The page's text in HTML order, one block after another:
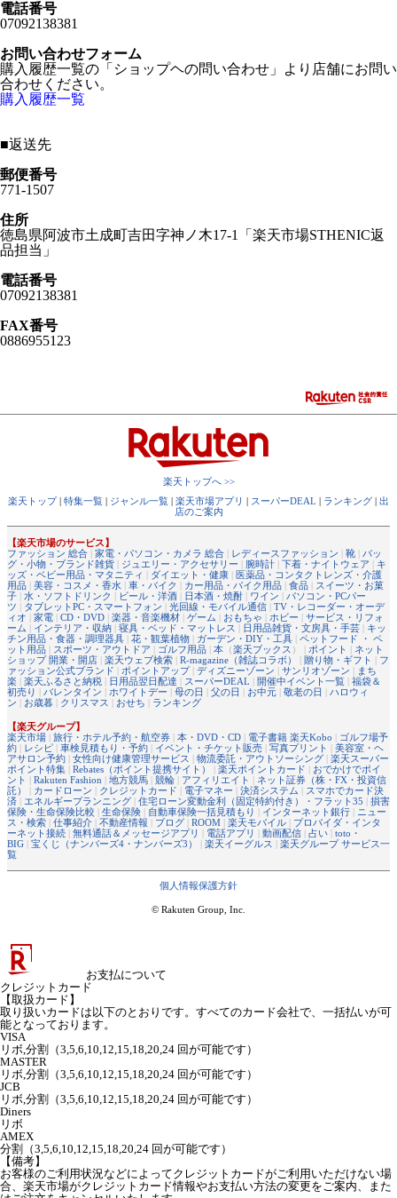
電話番号
07092138381
お問い合わせフォーム
購入履歴一覧の「ショップヘの問い合わせ」より店舗にお問い
合わせください。
購入履歴一覧
■返送先
郵便番号
771-1507
住所
徳島県阿波市土成町吉田字神ノ木17-1「楽天市場STHENIC返
品担当」
電話番号
07092138381
FAX番号
0886955123
楽天トップへ >>
楽天トップ
特集一覧 ジャンル一覧 楽天市場アプリ スーパーDEAL ランキング
出
店のご案内
【楽天市場のサービス】
ファッション 総合
家電・パソコン・カメラ 総合 レディースファッション 靴
バッ
グ・小物・ブランド雑貨
ジュエリー・アクセサリー 腕時計 下着・ナイトウェア
キ
ッズ・ベビー用品・マタニティ
ダイエット・健康
医薬品・コンタクトレンズ・介護
用品
美容・コスメ・香水 車・バイク カー用品・バイク用品 食品
スイーツ・お菓
子
水・ソフトドリンク ビール・洋酒 日本酒・焼酎 ワイン
パソコン・PCパー
ツ
タブレットPC・スマートフォン 光回線・モバイル通信
TV・レコーダー・オーデ
ィオ
家電 CD・DVD 楽器・音楽機材 ゲーム おもちゃ ホビー
サービス・リフォ
ーム
インテリア・収納 寝具・ベッド・マットレス 日用品雑貨・文房具・手芸
キッ
チン用品・食器・調理器具
花・観葉植物 ガーデン・DIY・工具
ペットフード ・ ペ
ット用品
スポーツ・アウトドア ゴルフ用品 本 （楽天ブックス ） | ポイント
ネット
ショップ 開業・開店
楽天ウェブ検索 R-magazine（雑誌コラボ） 贈り物・ギフト
フ
ァッション公式ブランド
ポイントアップ ディズニーゾーン サンリオゾーン
まち
楽
楽天ふるさと納税 日用品翌日配達 スーパーDEAL 開催中イベント一覧
福袋＆
初売り
バレンタイン ホワイトデー 母の日 父の日 お中元 敬老の日
ハロウィ
ン
お歳暮 クリスマス おせち ランキング
【楽天グループ】
楽天市場
旅行・ホテル予約・航空券 本・DVD・CD 電子書籍 楽天Kobo
ゴルフ場予
約
レシピ 車検見積もり・予約 イベント・チケット販売 写真プリント
美容室・ヘ
アサロン予約
女性向け健康管理サービス 物流委託・アウトソーシング
楽天スーパー
ポイント特集
Rebates（ポイント提携サイト） 楽天ポイントカード
おでかけでポイ
ント
Rakuten Fashion 地方競馬 競輪 アフィリエイト
ネット証券（株・FX・投資信
託）
カードローン クレジットカード 電子マネー 決済システム
スマホでカード決
済
エネルギープランニング 住宅ローン変動金利（固定特約付き）・フラット35
損害
保険・生命保険比較
生命保険 自動車保険一括見積もり インターネット銀行
ニュー
ス・検索
仕事紹介 不動産情報 ブログ ROOM 楽天モバイル
プロバイダ・インタ
ーネット接続
無料通話＆メッセージアプリ 電話アプリ 動画配信 占い
toto・
BIG
宝くじ（ナンバーズ4・ナンバーズ3） 楽天イーグルス
楽天グループ サービス一
覧
個人情報保護方針
© Rakuten Group, Inc.
お支払について
クレジットカード
【取扱カード】
取り扱いカードは以下のとおりです。すべてのカード会社で、一括払いが可
能となっております。
VISA
リボ,分割（3,5,6,10,12,15,18,20,24 回が可能です）
MASTER
リボ,分割（3,5,6,10,12,15,18,20,24 回が可能です）
JCB
リボ,分割（3,5,6,10,12,15,18,20,24 回が可能です）
Diners
リボ
AMEX
分割（3,5,6,10,12,15,18,20,24 回が可能です）
【備考】
お客様のご利用状況などによってクレジットカードがご利用いただけない場
合、楽天市場がクレジットカード情報やお支払い方法の変更をご案内、また